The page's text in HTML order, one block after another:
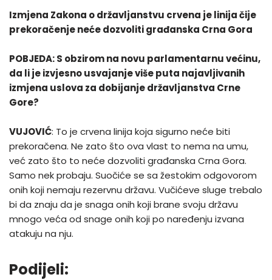
Izmjena Zakona o državljanstvu crvena je linija čije
prekoračenje neće dozvoliti građanska Crna Gora
POBJEDA: S obzirom na novu parlamentarnu većinu,
da li je izvjesno usvajanje više puta najavljivanih
izmjena uslova za dobijanje državljanstva Crne
Gore?
VUJOVIĆ: To je crvena linija koja sigurno neće biti
prekoračena. Ne zato što ova vlast to nema na umu,
već zato što to neće dozvoliti građanska Crna Gora.
Samo nek probaju. Suočiće se sa žestokim odgovorom
onih koji nemaju rezervnu državu. Vučićeve sluge trebalo
bi da znaju da je snaga onih koji brane svoju državu
mnogo veća od snage onih koji po naređenju izvana
atakuju na nju.
Podijeli: